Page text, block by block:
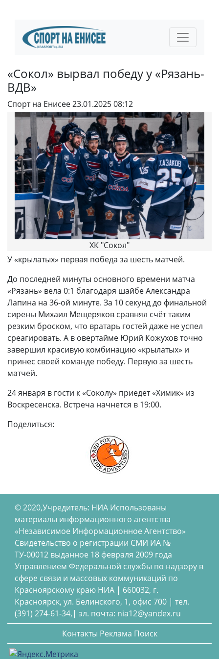
«Сокол» вырвал победу у «Рязань-
ВДВ»
Спорт на Енисее23.01.2025 08:12
ХК "Сокол"
У «крылатых» первая победа за шесть матчей.
До последней минуты основного времени матча
«Рязань» вела 0:1 благодаря шайбе Александра
Лапина на 36-ой минуте. За 10 секунд до финальной
сирены Михаил Мещеряков сравнял счёт таким
резким броском, что вратарь гостей даже не успел
среагировать. А в овертайме Юрий Кожухов точно
завершил красивую комбинацию «крылатых» и
принес своей команде победу. Первую за шесть
матчей.
24 января в гости к «Соколу» приедет «Химик» из
Воскресенска. Встреча начнется в 19:00.
Поделиться:
© 2020,Учредитель: НИА Использованы
материалы информационного агентства
«Независимое Информационное Агентство»
Свидетельство о регистрации СМИ ИА №
ТУ-00012 выданное 18 февраля 2009 года
Управлением Федеральной службы по надзору в
сфере связи и массовых коммуникаций по
Красноярскому краю НИА | 660032, г.
Красноярск, ул. Белинского, 1, офис 700 | тел.
(391) 274-61-34,| эл. почта: nia12@yandex.ru
Контакты Реклама Поиск